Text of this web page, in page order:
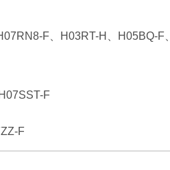
F、H03RT-H、H05BQ-F、
F
F